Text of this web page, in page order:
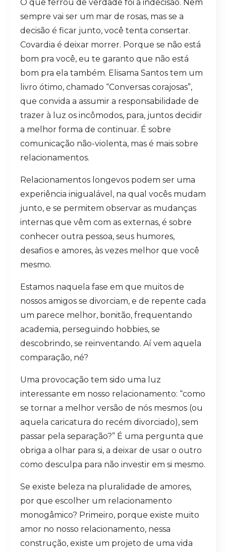
O que ferrou de verdade foi a indecisão. Nem
sempre vai ser um mar de rosas, mas se a
decisão é ficar junto, você tenta consertar.
Covardia é deixar morrer. Porque se não está
bom pra você, eu te garanto que não está
bom pra ela também. Elisama Santos tem um
livro ótimo, chamado “Conversas corajosas”,
que convida a assumir a responsabilidade de
trazer à luz os incômodos, para, juntos decidir
a melhor forma de continuar. É sobre
comunicação não-violenta, mas é mais sobre
relacionamentos.
Relacionamentos longevos podem ser uma
experiência inigualável, na qual vocês mudam
junto, e se permitem observar as mudanças
internas que vêm com as externas, é sobre
conhecer outra pessoa, seus humores,
desafios e amores, às vezes melhor que você
mesmo.
Estamos naquela fase em que muitos de
nossos amigos se divorciam, e de repente cada
um parece melhor, bonitão, frequentando
academia, perseguindo hobbies, se
descobrindo, se reinventando. Aí vem aquela
comparação, né?
Uma provocação tem sido uma luz
interessante em nosso relacionamento: “como
se tornar a melhor versão de nós mesmos (ou
aquela caricatura do recém divorciado), sem
passar pela separação?” É uma pergunta que
obriga a olhar para si, a deixar de usar o outro
como desculpa para não investir em si mesmo.
Se existe beleza na pluralidade de amores,
por que escolher um relacionamento
monogâmico? Primeiro, porque existe muito
amor no nosso relacionamento, nessa
construção, existe um projeto de uma vida